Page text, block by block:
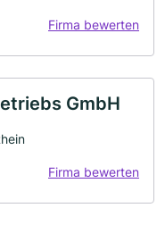
Firma bewerten
GmbH
Firma bewerten